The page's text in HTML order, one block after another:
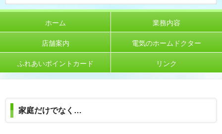
ホーム 業務内容
店舗案内 電気のホームドクター
ふれあいポイントカード リンク
家庭だけでなく…